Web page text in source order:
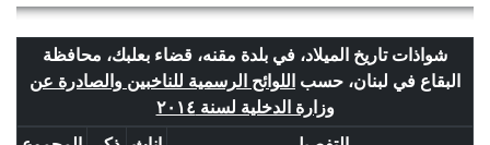
شواذات تاريخ الميلاد، في بلدة مقنه، قضاء بعلبك، محافظة
البقاع في لبنان، حسب اللوائح الرسمية للناخبين والصادرة عن
وزارة الدخلية لسنة ٢٠١٤